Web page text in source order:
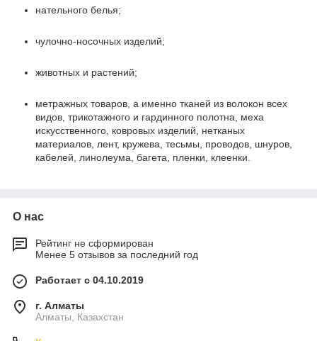
нательного белья;
чулочно-носочных изделий;
животных и растений;
метражных товаров, а именно тканей из волокон всех
видов, трикотажного и гардинного полотна, меха
искусственного, ковровых изделий, нетканых
материалов, лент, кружева, тесьмы, проводов, шнуров,
кабелей, линолеума, багета, пленки, клеенки.
О нас
Рейтинг не сформирован
Менее 5 отзывов за последний год
Работает с 04.10.2019
г. Алматы
Алматы, Казахстан